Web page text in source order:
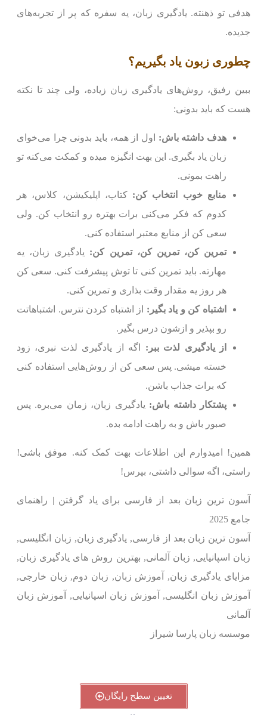
هدفی تو ذهنته. یادگیری زبان، یه سفره که پر از تجربه‌های
جدیده.
چطوری زبون یاد بگیریم؟
ببین رفیق، روش‌های یادگیری زبان زیاده، ولی چند تا نکته
هست که باید بدونی:
هدف داشته باش: اول از همه، باید بدونی چرا می‌خوای
زبان یاد بگیری. این بهت انگیزه میده و کمکت می‌کنه تو
راهت بمونی.
منابع خوب انتخاب کن: کتاب، اپلیکیشن، کلاس، هر
کدوم که فکر می‌کنی برات بهتره رو انتخاب کن. ولی
سعی کن از منابع معتبر استفاده کنی.
تمرین کن، تمرین کن، تمرین کن: یادگیری زبان، یه
مهارته. باید تمرین کنی تا توش پیشرفت کنی. سعی کن
هر روز یه مقدار وقت بذاری و تمرین کنی.
اشتباه کن و یاد بگیر: از اشتباه کردن نترس. اشتباهاتت
رو بپذیر و ازشون درس بگیر.
از یادگیری لذت ببر: اگه از یادگیری لذت نبری، زود
خسته میشی. پس سعی کن از روش‌هایی استفاده کنی
که برات جذاب باشن.
پشتکار داشته باش: یادگیری زبان، زمان می‌بره. پس
صبور باش و به راهت ادامه بده.
همین! امیدوارم این اطلاعات بهت کمک کنه. موفق باشی!
راستی، اگه سوالی داشتی، بپرس!
آسون ترین زبان بعد از فارسی برای یاد گرفتن | راهنمای
جامع 2025
آسون ترین زبان بعد از فارسی, یادگیری زبان, زبان انگلیسی,
زبان اسپانیایی, زبان آلمانی, بهترین روش های یادگیری زبان,
مزایای یادگیری زبان, آموزش زبان, زبان دوم, زبان خارجی,
آموزش زبان انگلیسی, آموزش زبان اسپانیایی, آموزش زبان
آلمانی
موسسه زبان پارسا شیراز
تعیین سطح رایگان